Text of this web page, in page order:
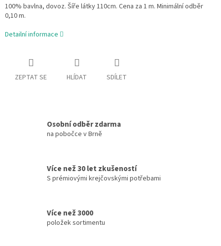
100% bavlna, dovoz. Šíře látky 110cm. Cena za 1 m. Minimální odběr
0,10 m.
Detailní informace
ZEPTAT SE HLÍDAT SDÍLET
Osobní odběr zdarma
na pobočce v Brně
Více než 30 let zkušeností
S prémiovými krejčovskými potřebami
Více než 3000
položek sortimentu